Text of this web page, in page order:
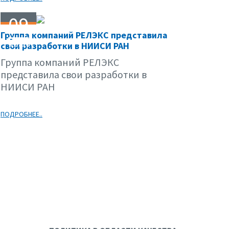
09
02.09
Группа компаний РЕЛЭКС представила
свои разработки в НИИСИ РАН
Группа компаний РЕЛЭКС
представила свои разработки в
НИИСИ РАН
ПОДРОБНЕЕ..